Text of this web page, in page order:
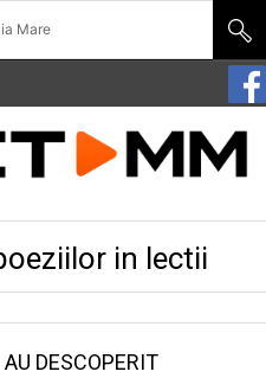
Mare
in lectii
DESCOPERIT